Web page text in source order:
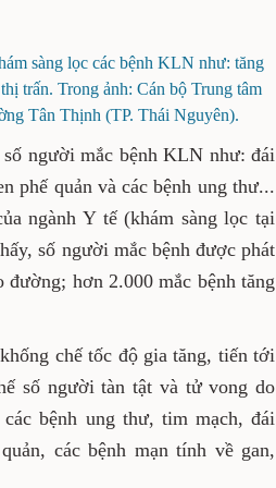
sàng lọc các bệnh KLN như: tăng
trấn. Trong ảnh: Cán bộ Trung tâm
Tân Thịnh (TP. Thái Nguyên).
người mắc bệnh KLN như: đái
phế quản và các bệnh ung thư...
ngành Y tế (khám sàng lọc tại
số người mắc bệnh được phát
hơn 2.000 mắc bệnh tăng
chế tốc độ gia tăng, tiến tới
số người tàn tật và tử vong do
bệnh ung thư, tim mạch, đái
các bệnh mạn tính về gan,